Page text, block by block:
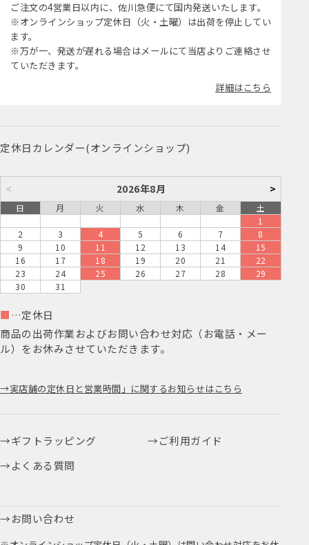
ご注文の4営業日以内に、佐川急便にて国内発送いたします。
※オンラインショップ定休日（火・土曜）は出荷を停止してい
ます。
※万が一、発送が遅れる場合はメールにて当店よりご連絡させ
ていただきます。
詳細はこちら
定休日カレンダー(オンラインショップ)
< 2026年8月 >
日 月 火 水 木 金
土
1
2
3 4 5 6 7
8
9
10 11 12 13 14
15
16
17 18 19 20 21
22
23
24 25 26 27 28
29
30
31
■ …定休日
商品の出荷作業およびお問い合わせ対応（お電話・メー
ル）をお休みさせていただきます。
実店舗の定休日と営業時間」に関するお知らせはこちら
ギフトラッピング
ご利用ガイド
よくある質問
お問い合わせ